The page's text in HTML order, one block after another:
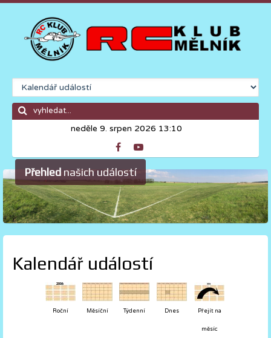
neděle 9. srpen 2026 13:10
Přehled našich událostí
Kalendář událostí
Roční Měsíční Týdenní Dnes Přejít na
měsíc